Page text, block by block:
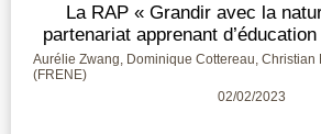
La RAP « Grandir avec la
partenariat apprenant
Aurélie Zwang, Dominique Cottereau, Christian
(FRENE)
02/02/2023